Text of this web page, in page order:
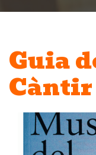
Guia
Càntir